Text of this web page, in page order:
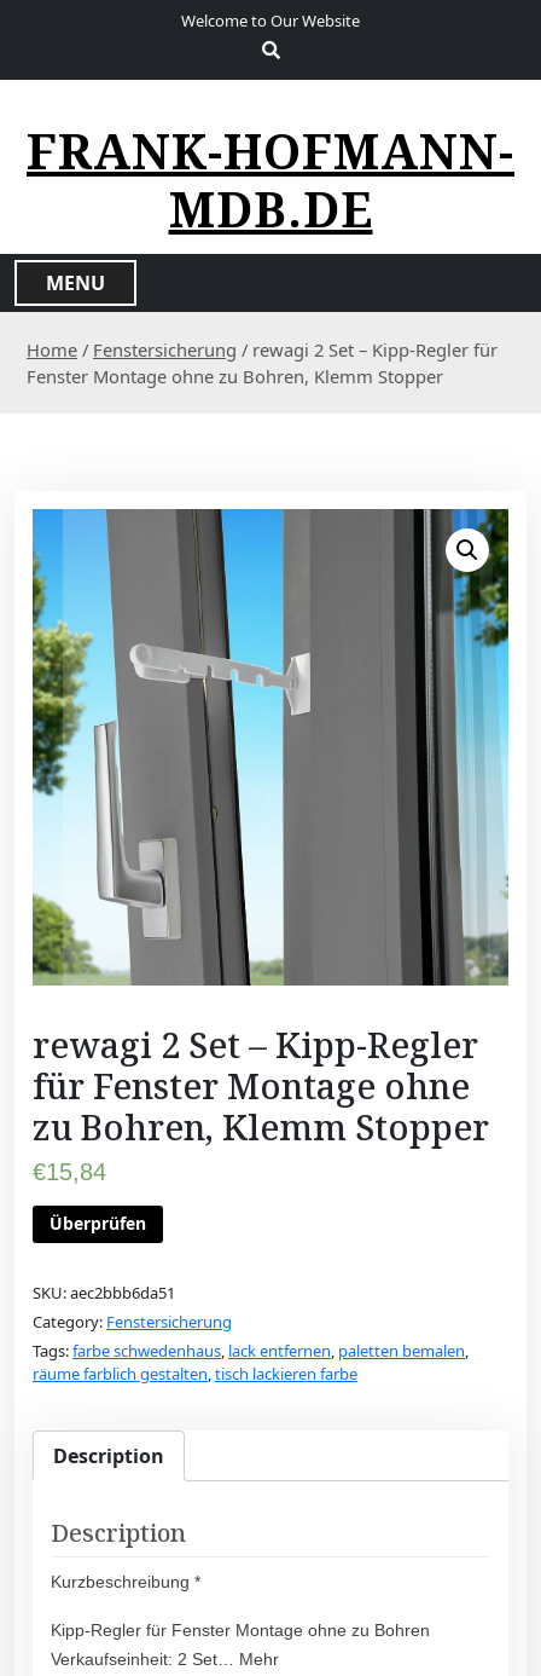
Welcome to Our Website
FRANK-HOFMANN-
MDB.DE
MENU
Home / Fenstersicherung / rewagi 2 Set – Kipp-Regler für
Fenster Montage ohne zu Bohren, Klemm Stopper
rewagi 2 Set – Kipp-Regler
für Fenster Montage ohne
zu Bohren, Klemm Stopper
€15,84
Überprüfen
SKU:aec2bbb6da51
Category: Fenstersicherung
Tags:farbe schwedenhaus, lack entfernen, paletten bemalen,
räume farblich gestalten,tisch lackieren farbe
Description
Description
Kurzbeschreibung *
Kipp-Regler für Fenster Montage ohne zu Bohren
Verkaufseinheit: 2 Set… Mehr